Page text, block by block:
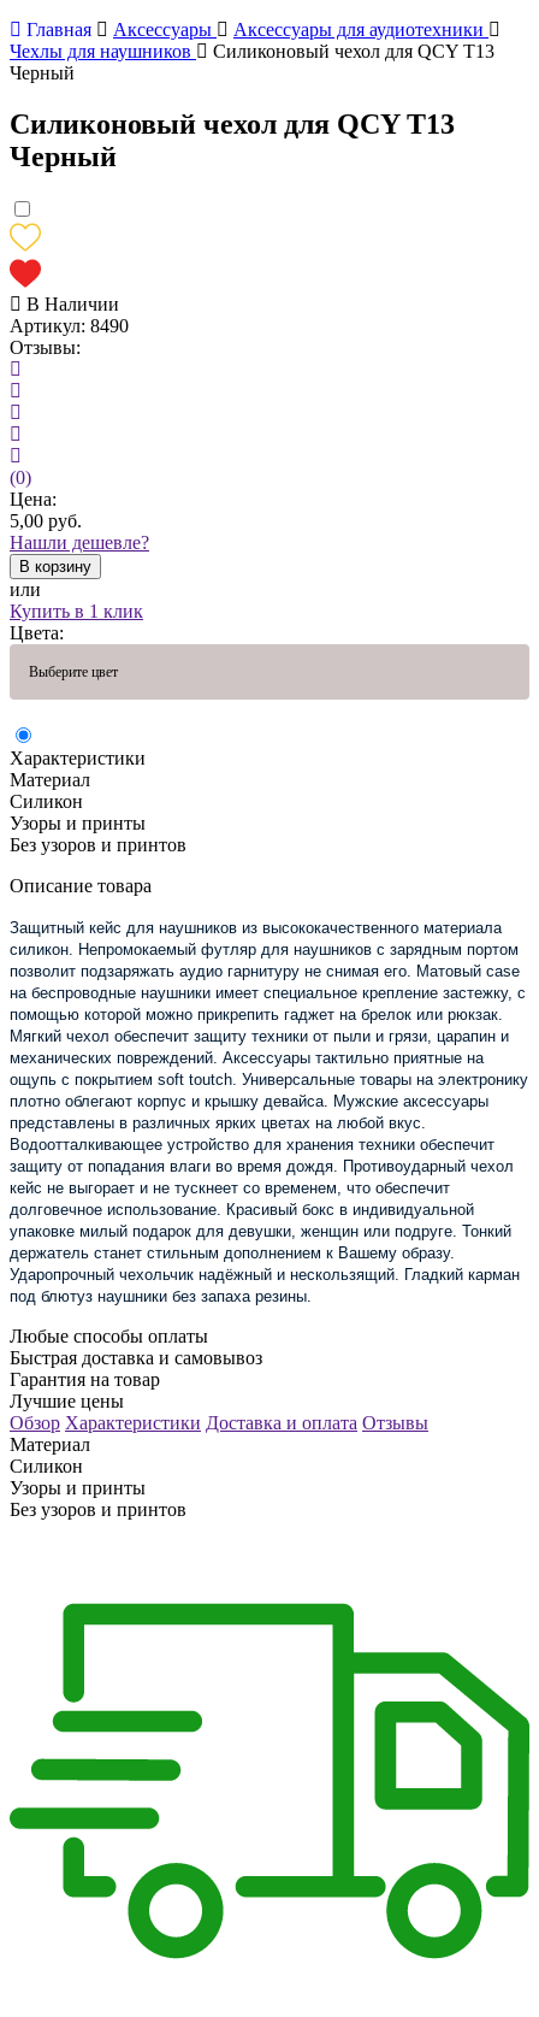
Главная
Аксессуары
Аксессуары для аудиотехники
Чехлы для наушников
Силиконовый чехол для QCY T13
Черный
Силиконовый чехол для QCY T13
Черный
В Наличии
Артикул: 8490
Отзывы:
(0)
Цена:
5,00 руб.
Нашли дешевле?
В корзину
или
Купить в 1 клик
Цвета:
Выберите цвет
Характеристики
Материал
Силикон
Узоры и принты
Без узоров и принтов
Описание товара
Защитный кейс для наушников из высококачественного материала
силикон. Непромокаемый футляр для наушников с зарядным портом
позволит подзаряжать аудио гарнитуру не снимая его. Матовый case
на беспроводные наушники имеет специальное крепление застежку, с
помощью которой можно прикрепить гаджет на брелок или рюкзак.
Мягкий чехол обеспечит защиту техники от пыли и грязи, царапин и
механических повреждений. Аксессуары тактильно приятные на
ощупь с покрытием soft toutch. Универсальные товары на электронику
плотно облегают корпус и крышку девайса. Мужские аксессуары
представлены в различных ярких цветах на любой вкус.
Водоотталкивающее устройство для хранения техники обеспечит
защиту от попадания влаги во время дождя. Противоударный чехол
кейс не выгорает и не тускнеет со временем, что обеспечит
долговечное использование. Красивый бокс в индивидуальной
упаковке милый подарок для девушки, женщин или подруге. Тонкий
держатель станет стильным дополнением к Вашему образу.
Ударопрочный чехольчик надёжный и нескользящий. Гладкий карман
под блютуз наушники без запаха резины.
Любые способы оплаты
Быстрая доставка и самовывоз
Гарантия на товар
Лучшие цены
Обзор Характеристики Доставка и оплата Отзывы
Материал
Силикон
Узоры и принты
Без узоров и принтов